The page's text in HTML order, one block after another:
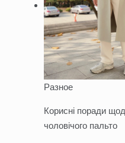
Разное
Корисні поради
чоловічого пальто